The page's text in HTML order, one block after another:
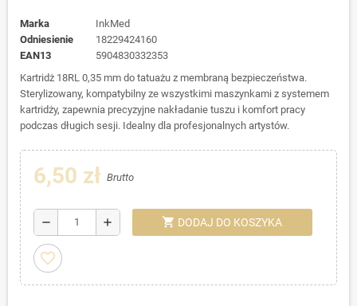
Marka
InkMed
Odniesienie
18229424160
EAN13
5904830332353
Kartridż 18RL 0,35 mm do tatuażu z membraną bezpieczeństwa.
Sterylizowany, kompatybilny ze wszystkimi maszynkami z systemem
kartridży, zapewnia precyzyjne nakładanie tuszu i komfort pracy
podczas długich sesji. Idealny dla profesjonalnych artystów.
6,50 zł Brutto
remove add shopping_cart DODAJ DO KOSZYKA
favorite_border